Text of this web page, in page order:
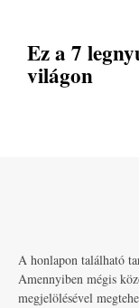
Ez a 7
világon
A honlapon található
Amennyiben mégis
megjelölésével